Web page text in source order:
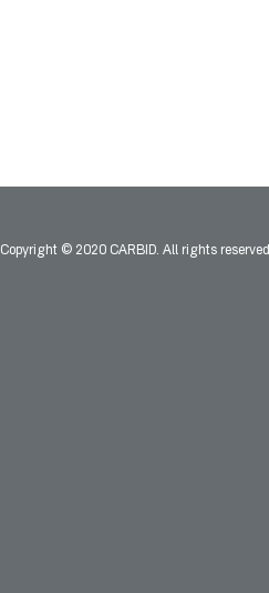
Copyright © 2020 CARBID. All rights reserved